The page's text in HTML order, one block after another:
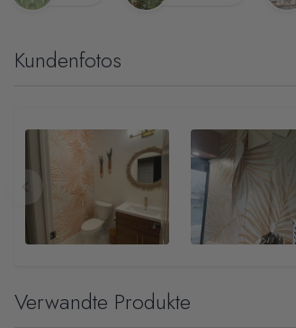
Kundenfotos
Verwandte Produkte